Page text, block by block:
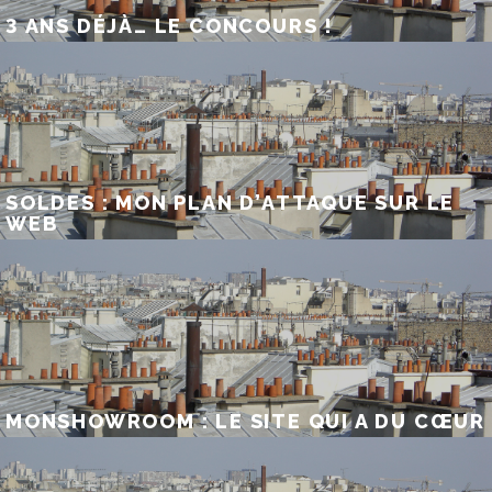
3 ANS DÉJÀ… LE CONCOURS !
SOLDES : MON PLAN D’ATTAQUE SUR LE
WEB
MONSHOWROOM : LE SITE QUI A DU CŒUR